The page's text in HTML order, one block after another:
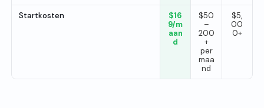
Startkosten
$16
9/m
aan
d
$50
–
200
+
per
maa
nd
$5,
00
0+